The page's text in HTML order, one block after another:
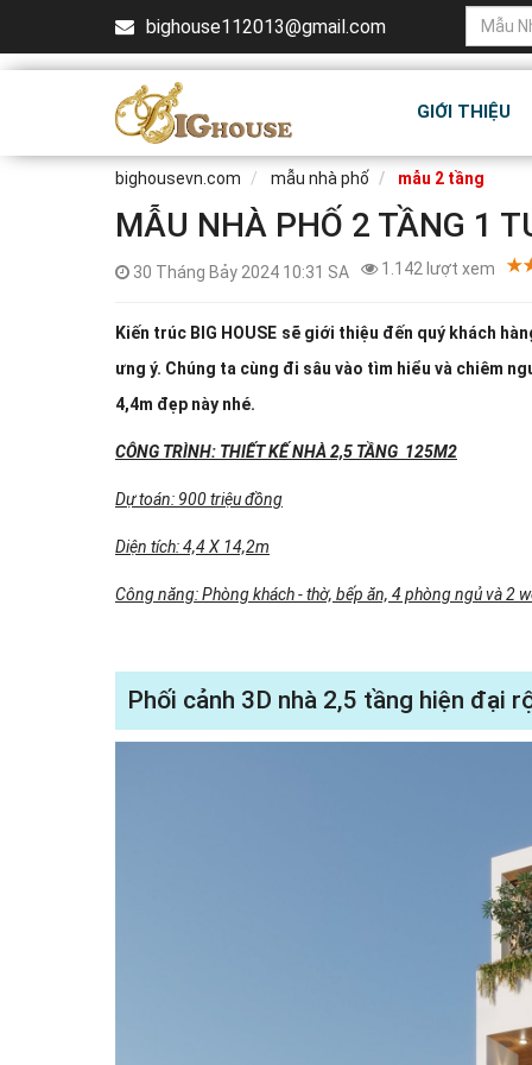
bighouse112013@gmail.com
GIỚI THIỆU
bighousevn.com mẫu nhà phố mẫu 2 tầng
MẪU NHÀ PHỐ 2 TẦNG 1
30 Tháng Bảy 2024 10:31 SA 1.142 lượt xem
Kiến trúc BIG HOUSE sẽ giới thiệu đến quý khách
ưng ý. Chúng ta cùng đi sâu vào tìm hiểu và chiêm
4,4m đẹp này nhé.
CÔNG TRÌNH: THIẾT KẾ NHÀ 2,5 TẦNG 125M2
Dự toán: 900 triệu đồng
Diện tích: 4,4 X 14,2m
Công năng: Phòng khách - thờ, bếp ăn, 4 phòng ngủ và 2
Phối cảnh 3D nhà 2,5 tầng hiện đại